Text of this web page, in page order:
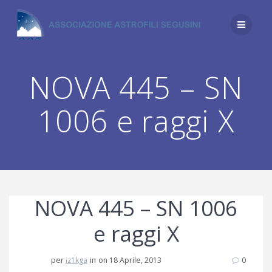
contenuto
NOVA 445 – SN
1006 e raggi X
NOVA 445 – SN 1006
e raggi X
per iz1kga in on 18 Aprile, 2013 0